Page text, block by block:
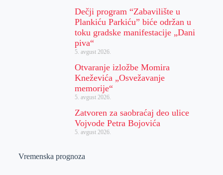
Dečji program “Zabavilište u
Plankiću Parkiću” biće održan u
toku gradske manifestacije „Dani
piva“
5. avgust 2026.
Otvaranje izložbe Momira
Kneževića „Osvežavanje
memorije“
5. avgust 2026.
Zatvoren za saobraćaj deo ulice
Vojvode Petra Bojovića
5. avgust 2026.
Vremenska prognoza